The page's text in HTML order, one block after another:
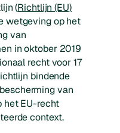
(Richtlijn (EU)
wetgeving op het
van
in oktober 2019
recht voor 17
bindende
van
het EU-recht
context.